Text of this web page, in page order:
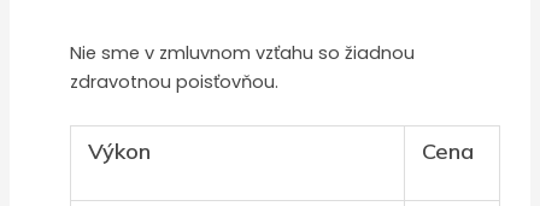
Nie sme v zmluvnom vzťahu so žiadnou
zdravotnou poisťovňou.
Výkon Cena